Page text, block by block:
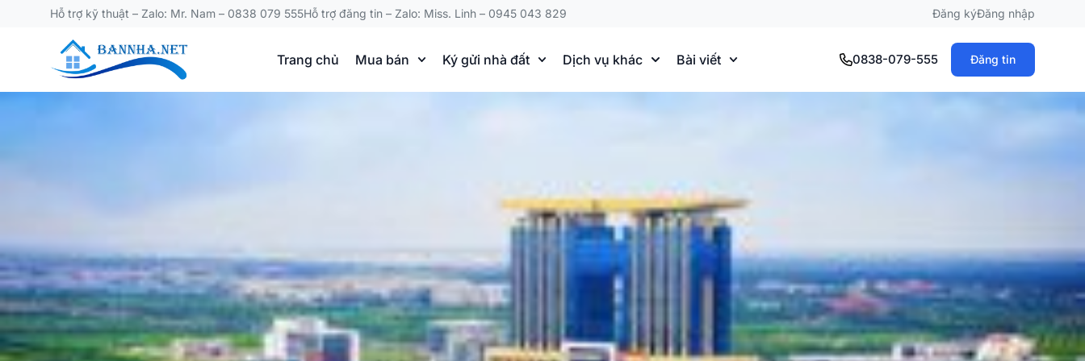
Hỗ trợ kỹ thuật – Zalo: Mr. Nam – 0838 079 555Hỗ trợ đăng tin – Zalo: Miss. Linh – 0945 043 829 Đăng kýĐăng nhập
Trang chủ Mua bán Ký gửi nhà đất Dịch vụ khác Bài viết 0838-079-555 Đăng tin